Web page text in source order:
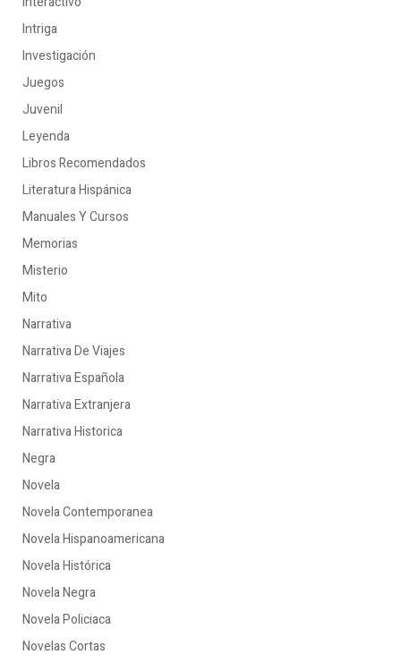
Intriga
Investigación
Juegos
Juvenil
Leyenda
Libros Recomendados
Literatura Hispánica
Manuales Y Cursos
Memorias
Misterio
Mito
Narrativa
Narrativa De Viajes
Narrativa Española
Narrativa Extranjera
Narrativa Historica
Negra
Novela
Novela Contemporanea
Novela Hispanoamericana
Novela Histórica
Novela Negra
Novela Policiaca
Novelas Cortas